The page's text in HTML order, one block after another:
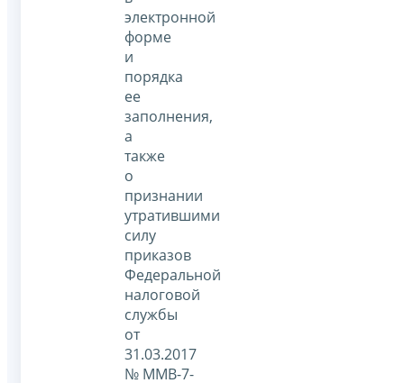
электронной
форме
и
порядка
ее
заполнения,
а
также
о
признании
утратившими
силу
приказов
Федеральной
налоговой
службы
от
31.03.2017
№ ММВ-7-